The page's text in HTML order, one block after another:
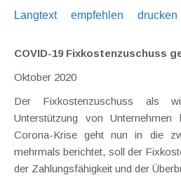
Langtext
empfehlen drucken
COVID-19 Fixkostenzuschuss
Oktober 2020
Der Fixkostenzuschuss als
Unterstützung von
Corona-Krise geht nun in die
mehrmals berichtet, soll der
der Zahlungsfähigkeit und der